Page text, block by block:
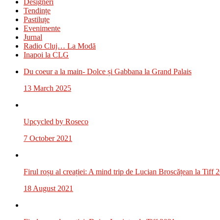
Tendințe
Pastiluțe
Evenimente
Jurnal
Radio Cluj… La Modă
Inapoi la CLG
Du coeur a la main- Dolce și Gabbana la Grand Palais
13 March 2025
Upcycled by Roseco
7 October 2021
Firul roșu al creației: A mind trip de Lucian Broscățean la Tiff
18 August 2021